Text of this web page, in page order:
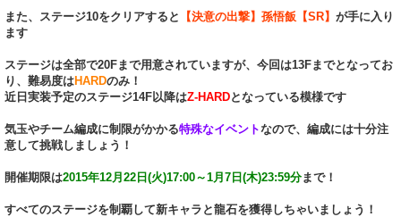
また、ステージ10をクリアすると 【決意の出撃】孫悟飯【SR】 が手に入り
ます
ステージは全部で20Fまで用意されていますが、今回は13Fまでとなってお
り、難易度はHARDのみ！
近日実装予定のステージ14F以降はZ-HARDとなっている模様です
気玉やチーム編成に制限がかかる特殊なイベントなので、編成には十分注
意して挑戦しましょう！
開催期限は2015年12月22日(火)17:00～1月7日(木)23:59分まで！
すべてのステージを制覇して新キャラと龍石を獲得しちゃいましょう！